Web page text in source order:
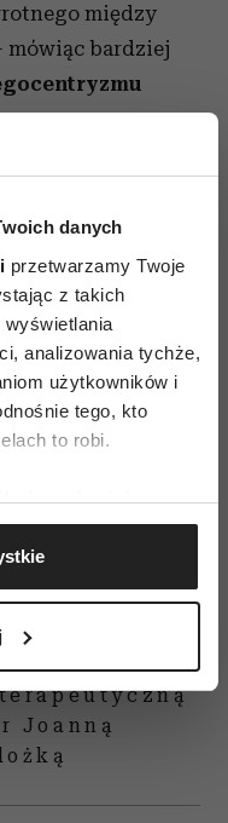
danych
przetwarzamy Twoje
z takich
analizowania tychże,
użytkowników i
tego, kto
to robi.
również:
Twojej lokalizacji
do kilku metrów
aktywnie
palca)
preferencje w
cookie możesz
dowolnej chwili.
między
mówiąc bardziej
Joanną